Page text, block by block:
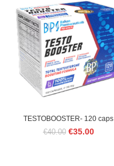
TESTOBOOSTER- 120 caps
€40.00 Le
€35.00Le